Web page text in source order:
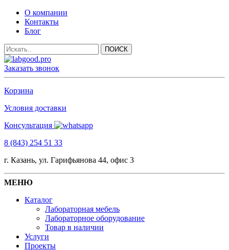
О компании
Контакты
Блог
Заказать звонок
Корзина
Условия доставки
Консультация
8 (843) 254 51 33
г. Казань, ул. Гарифьянова 44, офис 3
МЕНЮ
Каталог
Лабораторная мебель
Лабораторное оборудование
Товар в наличии
Услуги
Проекты